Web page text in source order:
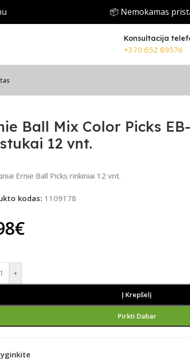
📦 Nemokamas
Konsultacija
+370 652 89576
Ball Mix Color Picks
12 vnt.
Ernie Ball Picks rinkiniai 12 vnt.
kodas: 1109178
€
+
Į Krepšelį
Pirkti Dabar